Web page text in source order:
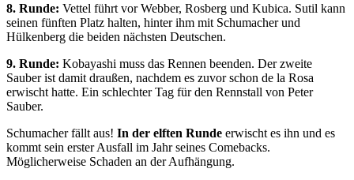
8. Runde: Vettel führt vor Webber, Rosberg und Kubica. Sutil kann
seinen fünften Platz halten, hinter ihm mit Schumacher und
Hülkenberg die beiden nächsten Deutschen.
9. Runde: Kobayashi muss das Rennen beenden. Der zweite
Sauber ist damit draußen, nachdem es zuvor schon de la Rosa
erwischt hatte. Ein schlechter Tag für den Rennstall von Peter
Sauber.
Schumacher fällt aus! In der elften Runde erwischt es ihn und es
kommt sein erster Ausfall im Jahr seines Comebacks.
Möglicherweise Schaden an der Aufhängung.